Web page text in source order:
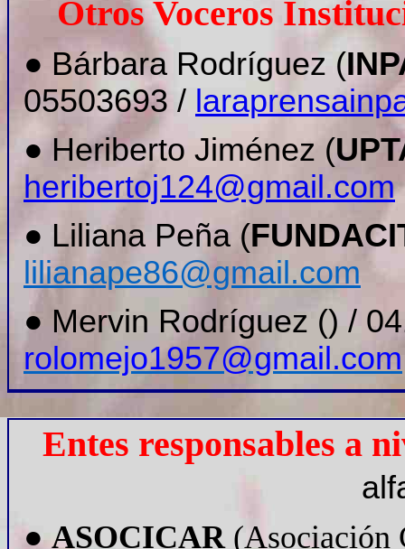
Otros Voceros
● Bárbara Rodríguez (
05503693 /
● Heriberto Jiménez (
heribertoj124@gmail.com
● Liliana Peña (
lilianape86@gmail.com
● Mervin Rodríguez () /
rolomejo1957@gmail.com
Entes responsables a
●ASOCICAR(Asociación